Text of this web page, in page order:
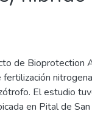
de Bioprotection
El estudio
en Pital de San